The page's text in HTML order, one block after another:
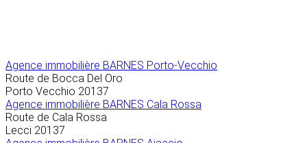
Agence immobilière BARNES Porto-Vecchio
Route de Bocca Del Oro
Porto Vecchio 20137
Agence immobilière BARNES Cala Rossa
Route de Cala Rossa
Lecci 20137